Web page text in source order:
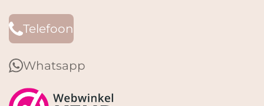
Telefoon
Whatsapp